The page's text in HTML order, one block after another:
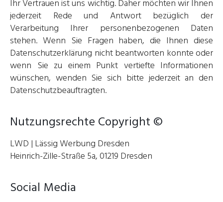
Ihr Vertrauen ist uns wichtig. Daher möchten wir Ihnen
jederzeit Rede und Antwort bezüglich der
Verarbeitung Ihrer personenbezogenen Daten
stehen. Wenn Sie Fragen haben, die Ihnen diese
Datenschutzerklärung nicht beantworten konnte oder
wenn Sie zu einem Punkt vertiefte Informationen
wünschen, wenden Sie sich bitte jederzeit an den
Datenschutzbeauftragten.
Nutzungsrechte Copyright ©
LWD | Lässig Werbung Dresden
Heinrich-Zille-Straße 5a, 01219 Dresden
Social Media